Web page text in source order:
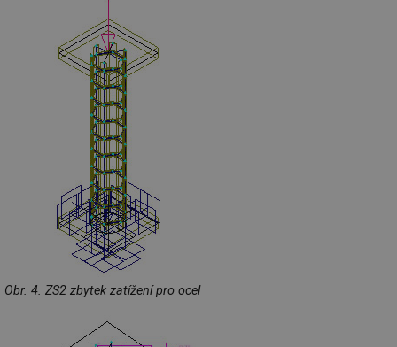
Obr. 4. ZS2 zbytek zatížení pro ocel